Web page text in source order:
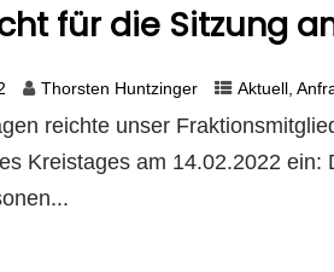
für die Sitzung
Thorsten Huntzinger Aktuell,
reichte unser
Kreistages am 14.02.2022 ein: